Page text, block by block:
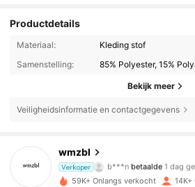
Productdetails
Materiaal:
Kleding stof
Samenstelling:
85% Polyester, 15%
Bekijk meer
Veiligheidsinformatie en contactgegevens
wmzbl
Verkoper
b***n betaalde 1 dag
h***2gevolgd 1 dag
59K+ Onlangs verkocht